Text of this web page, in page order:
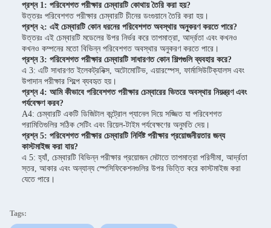
প্রশ্ন 1: পরিবেশগত পরীক্ষার চেম্বারটি কোথায় তৈরি করা হয়?
উত্তরঃ পরিবেশগত পরীক্ষার চেম্বারটি চীনের ডংগুয়ানে তৈরি করা হয়।
প্রশ্ন ২: এই চেম্বারটি কোন ধরনের পরিবেশগত অবস্থার অনুকরণ করতে পারে?
উত্তরঃ এই চেম্বারটি মডেলের উপর নির্ভর করে তাপমাত্রা, আর্দ্রতা এবং কখনও
কখনও কম্পনের মতো বিভিন্ন পরিবেশগত অবস্থার অনুকরণ করতে পারে।
প্রশ্ন 3: পরিবেশগত পরীক্ষার চেম্বারটি সাধারণত কোন শিল্পগুলি ব্যবহার করে?
এ 3: এটি সাধারণত ইলেকট্রনিক্স, অটোমোটিভ, এয়ারস্পেস, ফার্মাসিউটিক্যালস এবং
উপাদান পরীক্ষার শিল্পে ব্যবহৃত হয়।
প্রশ্ন 4: আমি কীভাবে পরিবেশগত পরীক্ষার চেম্বারের ভিতরে অবস্থার নিয়ন্ত্রণ এবং
পর্যবেক্ষণ করব?
A4: চেম্বারটি একটি ডিজিটাল কন্ট্রোল প্যানেল দিয়ে সজ্জিত যা পরিবেশগত
পরামিতিগুলির সঠিক সেটিং এবং রিয়েল-টাইম পর্যবেক্ষণের অনুমতি দেয়।
প্রশ্ন 5: পরিবেশগত পরীক্ষার চেম্বারটি নির্দিষ্ট পরীক্ষার প্রয়োজনীয়তার জন্য
কাস্টমাইজ করা যায়?
এ 5: হ্যাঁ, চেম্বারটি বিভিন্ন পরীক্ষার প্রয়োজন মেটাতে তাপমাত্রা পরিসীমা, আর্দ্রতা
স্তর, আকার এবং অন্যান্য স্পেসিফিকেশনগুলির উপর ভিত্তি করে কাস্টমাইজ করা
যেতে পারে।
Tags: